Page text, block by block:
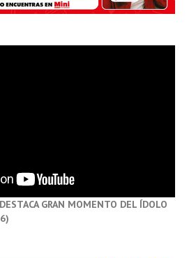
DESTACA GRAN MOMENTO DEL ÍDOLO